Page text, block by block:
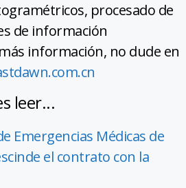
procesado de
de información
información, no dude en
leer...
Emergencias Médicas de
el contrato con la